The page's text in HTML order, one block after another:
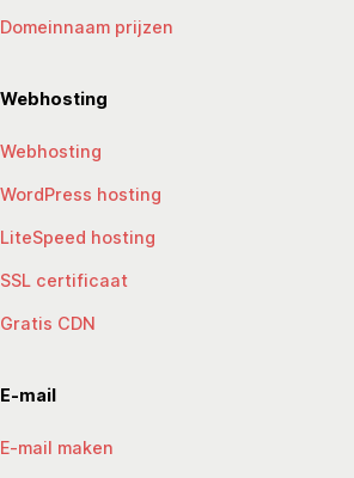
Domeinnaam prijzen
Webhosting
Webhosting
WordPress hosting
LiteSpeed hosting
SSL certificaat
Gratis CDN
E-mail
E-mail maken